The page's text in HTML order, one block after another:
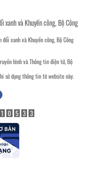
xanh và Khuyến công, Bộ Công
xanh và Khuyến công, Bộ Công
hình và Thông tin điện tử, Bộ
sử dụng thông tin từ website này.
1 0 5 3 3